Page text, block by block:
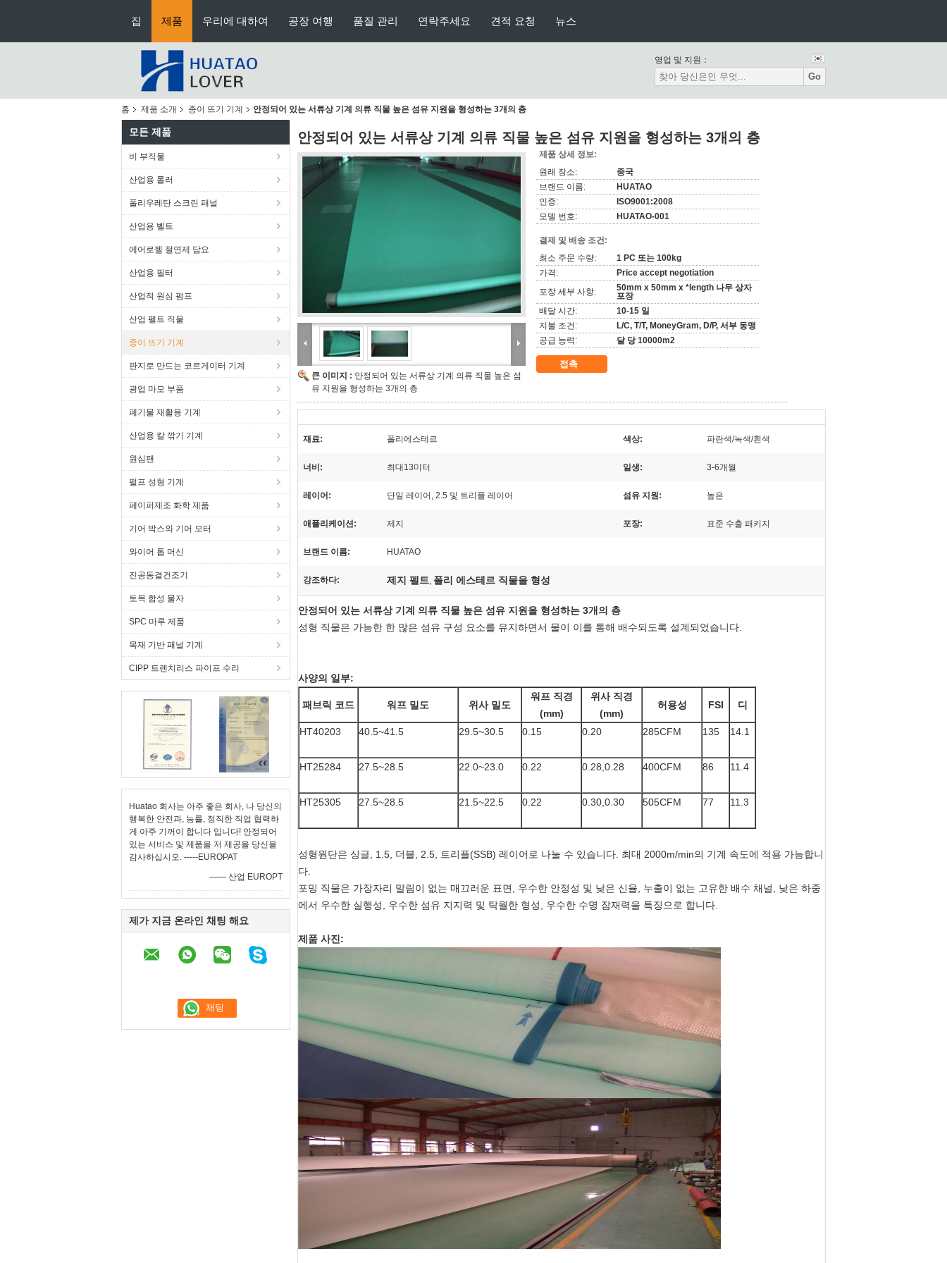
집 제품 우리에 대하여 공장 여행 품질 관리 연락주세요 견적 요청 뉴스
영업 및 지원：
Go
홈 제품 소개 종이 뜨기 기계 안정되어 있는 서류상 기계 의류 직물 높은 섬유 지원을 형성하는 3개의 층
모든 제품
비 부직물
산업용 롤러
폴리우레탄 스크린 패널
산업용 벨트
에어로젤 절연제 담요
산업용 필터
산업적 원심 펌프
산업 펠트 직물
종이 뜨기 기계
판지로 만드는 코르게이터 기계
광업 마모 부품
폐기물 재활용 기계
산업용 칼 깎기 기계
원심팬
펄프 성형 기계
페이퍼제조 화학 제품
기어 박스와 기어 모터
와이어 톱 머신
진공동결건조기
토목 합성 물자
SPC 마루 제품
목재 기반 패널 기계
CIPP 트렌치리스 파이프 수리
Huatao 회사는 아주 좋은 회사, 나 당신의
행복한 안전과, 능률, 정직한 직업 협력하
게 아주 기꺼이 합니다 입니다! 안정되어
있는 서비스 및 제품을 저 제공을 당신을
감사하십시오. -----EUROPAT
—— 산업 EUROPT
제가 지금 온라인 채팅 해요
안정되어 있는 서류상 기계 의류 직물 높은 섬유 지원을 형성하는 3개의 층
큰 이미지 : 안정되어 있는 서류상 기계 의류 직물 높은 섬
유 지원을 형성하는 3개의 층
제품 상세 정보:
원래 장소:
중국
브랜드 이름:
HUATAO
인증:
ISO9001:2008
모델 번호:
HUATAO-001
결제 및 배송 조건:
최소 주문 수량:
1 PC 또는 100kg
가격:
Price accept negotiation
포장 세부 사항:
50mm x 50mm x *length 나무 상자
포장
배달 시간:
10-15 일
지불 조건:
L/C, T/T, MoneyGram, D/P, 서부 동맹
공급 능력:
달 당 10000m2
접촉
재료: 폴리에스테르 색상: 파란색/녹색/흰색
너비: 최대13미터 일생: 3-6개월
레이어: 단일 레이어, 2.5 및 트리플 레이어 섬유 지원: 높은
애플리케이션: 제지 포장: 표준 수출 패키지
브랜드 이름: HUATAO
강조하다: 제지 펠트, 폴리 에스테르 직물을 형성
안정되어 있는 서류상 기계 의류 직물 높은 섬유 지원을 형성하는 3개의 층
성형 직물은 가능한 한 많은 섬유 구성 요소를 유지하면서 물이 이를 통해 배수되도록 설계되었습니다.
사양의 일부:
패브릭 코드 워프 밀도 위사 밀도
워프 직경
(mm)
위사 직경
(mm)
허용성 FSI 디
HT40203 40.5~41.5 29.5~30.5 0.15 0.20 285CFM 135 14.1
HT25284 27.5~28.5 22.0~23.0 0.22 0.28,0.28 400CFM 86 11.4
HT25305 27.5~28.5 21.5~22.5 0.22 0.30,0.30 505CFM 77 11.3
성형원단은 싱글, 1.5, 더블, 2.5, 트리플(SSB) 레이어로 나눌 수 있습니다. 최대 2000m/min의 기계 속도에 적용 가능합니
다.
포밍 직물은 가장자리 말림이 없는 매끄러운 표면, 우수한 안정성 및 낮은 신율, 누출이 없는 고유한 배수 채널, 낮은 하중
에서 우수한 실행성, 우수한 섬유 지지력 및 탁월한 형성, 우수한 수명 잠재력을 특징으로 합니다.
제품 사진: